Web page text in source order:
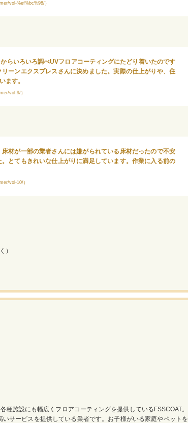
vol-%ef%bc%98/）
らいろいろ調べUVフロアコーティングにたどり着いたのです
ーンエクスプレスさんに決めました。実際の仕上がりや、住
ます。
vol-9/）
材が一部の業者さんには嫌がられている床材だったので不安
とてもきれいな仕上がりに満足しています。作業に入る前の
vol-10/）
）
施設にも幅広くフロアコーティングを提供しているFSSCOAT。
サービスを提供している業者です。お子様がいる家庭やペットを